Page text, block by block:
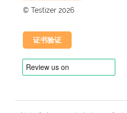
© Testizer 2026
证书验证